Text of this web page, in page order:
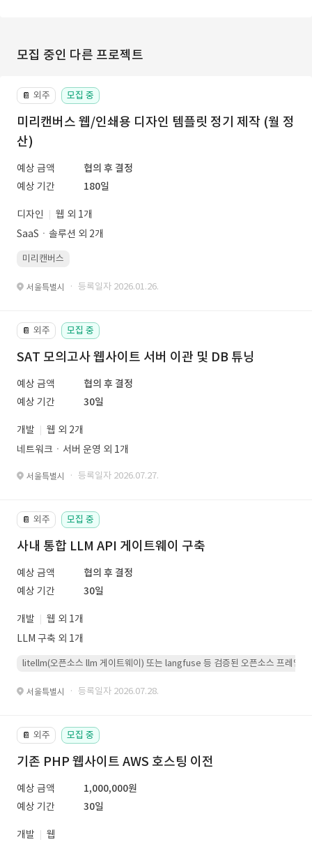
모집 중인 다른 프로젝트
📔 외주 모집 중
미리캔버스 웹/인쇄용 디자인 템플릿 정기 제작 (월 정
산)
예상 금액
협의 후 결정
예상 기간
180일
디자인
웹 외 1개
SaaSㆍ솔루션 외 2개
미리캔버스
서울특별시 · 등록일자 2026.01.26.
📔 외주 모집 중
SAT 모의고사 웹사이트 서버 이관 및 DB 튜닝
예상 금액
협의 후 결정
예상 기간
30일
개발
웹 외 2개
네트워크ㆍ서버 운영 외 1개
서울특별시 · 등록일자 2026.07.27.
📔 외주 모집 중
사내 통합 LLM API 게이트웨이 구축
예상 금액
협의 후 결정
예상 기간
30일
개발
웹 외 1개
LLM 구축 외 1개
litellm(오픈소스 llm 게이트웨이) 또는 langfuse 등 검증된 오픈소스 프레임워
서울특별시 · 등록일자 2026.07.28.
📔 외주 모집 중
기존 PHP 웹사이트 AWS 호스팅 이전
예상 금액
1,000,000원
예상 기간
30일
개발
웹